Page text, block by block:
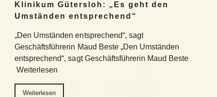
Klinikum Gütersloh: „Es geht den
Umständen entsprechend“
„Den Umständen entsprechend“, sagt
Geschäftsführerin Maud Beste „Den Umständen
entsprechend“, sagt Geschäftsführerin Maud Beste
Weiterlesen
Weiterlesen